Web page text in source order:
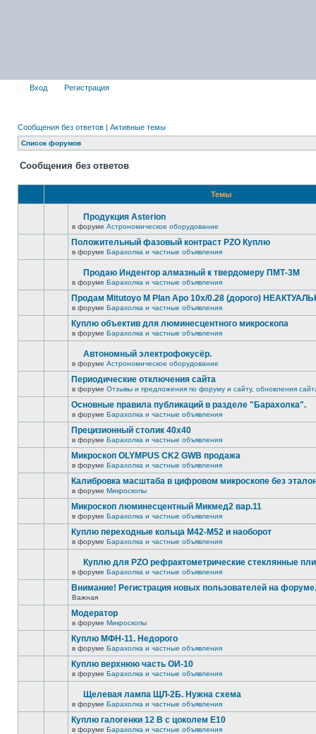
Вход Регистрация
Сообщения без ответов | Активные темы
Список форумов
Сообщения без ответов
Темы
Продукция Asterion
в форуме Астрономическое оборудование
Положительный фазовый контраст PZO Куплю
в форуме Барахолка и частные объявления
Продаю Индентор алмазный к твердомеру ПМТ-3М
в форуме Барахолка и частные объявления
Продам Mitutoyo M Plan Apo 10x/0.28 (дорого)
в форуме Барахолка и частные объявления
Куплю объектив для люминесцентного микроскопа
в форуме Барахолка и частные объявления
Автономный электрофокусёр.
в форуме Астрономическое оборудование
Периодические отключения сайта
в форуме Отзывы и предложения по форуму и сайту, обновления
Основные правила публикаций в разделе "Барахолка".
в форуме Барахолка и частные объявления
Прецизионный столик 40х40
в форуме Барахолка и частные объявления
Микроскоп OLYMPUS CK2 GWB продажа
в форуме Барахолка и частные объявления
Калибровка масштаба в цифровом микроскопе без
в форуме Микроскопы
Микроскоп люминесцентный Микмед2 вар.11
в форуме Барахолка и частные объявления
Куплю переходные кольца М42-М52 и наоборот
в форуме Барахолка и частные объявления
Куплю для PZO рефрактометрические стеклянные
в форуме Барахолка и частные объявления
Внимание! Регистрация новых пользователей на форуме.
Важная
Модератор
в форуме Микроскопы
Куплю МФН-11. Недорого
в форуме Барахолка и частные объявления
Куплю верхнюю часть ОИ-10
в форуме Барахолка и частные объявления
Щелевая лампа ЩЛ-2Б. Нужна схема
в форуме Барахолка и частные объявления
Куплю галогенки 12 В с цоколем Е10
в форуме Барахолка и частные объявления